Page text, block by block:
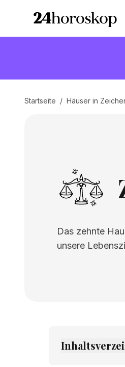
Startseite / Häuser in
Das zehnte
unsere